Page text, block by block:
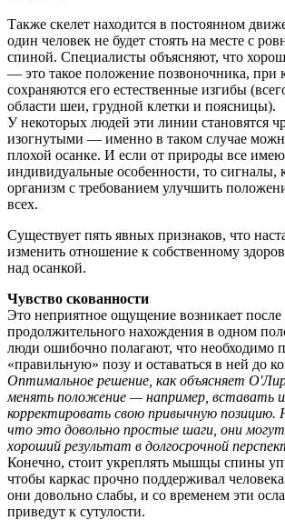
Также скелет находится в постоянном
один человек не будет стоять на месте с
спиной. Специалисты объясняют, что
— это такое положение позвоночника, при
сохраняются его естественные изгибы
области шеи, грудной клетки и поясницы).
У некоторых людей эти линии становятся
изогнутыми — именно в таком случае
плохой осанке. И если от природы все
индивидуальные особенности, то сигналы,
организм с требованием улучшить
всех.
Существует пять явных признаков, что
изменить отношение к собственному
над осанкой.
Чувство скованности
Это неприятное ощущение возникает после
продолжительного нахождения в одном
люди ошибочно полагают, что необходимо
«правильную» позу и оставаться в ней до
Оптимальное решение, как объясняет
менять положение — например, вставать
корректировать свою привычную позицию.
что это довольно простые шаги, они
хороший результат в долгосрочной
Конечно, стоит укреплять мышцы спины
чтобы каркас прочно поддерживал
они довольно слабы, и со временем эти
приведут к сутулости.